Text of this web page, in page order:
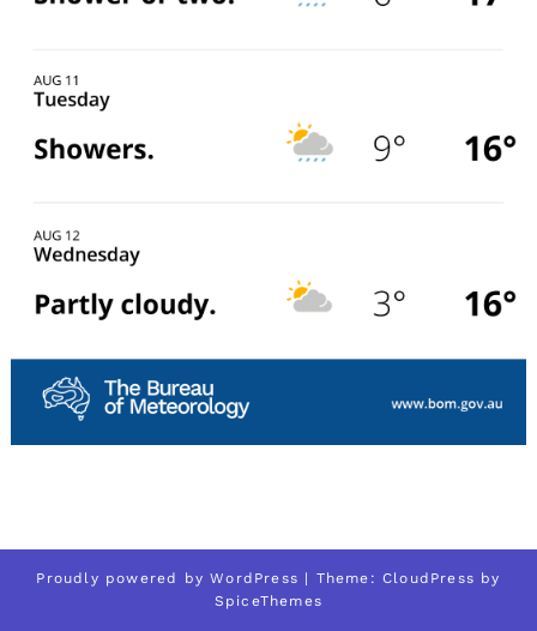
Proudly powered byWordPress | Theme: CloudPress by
SpiceThemes